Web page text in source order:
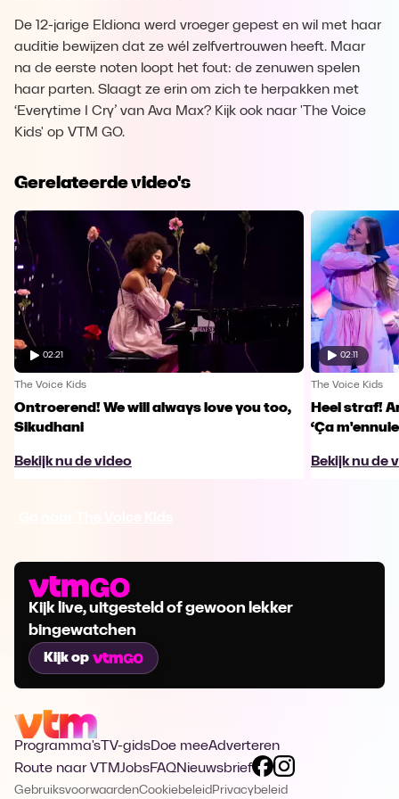
De 12-jarige Eldiona werd vroeger gepest en wil met haar
auditie bewijzen dat ze wél zelfvertrouwen heeft. Maar
na de eerste noten loopt het fout: de zenuwen spelen
haar parten. Slaagt ze erin om zich te herpakken met
‘Everytime I Cry’ van Ava Max? Kijk ook naar 'The Voice
Kids' op VTM GO.
Gerelateerde video's
02:21
The Voice Kids
Ontroerend! We will always love you too,
Sikudhani
Bekijk nu de video
02:11
The Voice Kids
Heel straf!
‘Ça
Bekijk nu de
Kijk live, uitgesteld of gewoon lekker
bingewatchen
Kijk op
Programma's TV-gidsDoe meeAdverteren
Route naar VTMJobsFAQNieuwsbrief
GebruiksvoorwaardenCookiebeleid Privacybeleid